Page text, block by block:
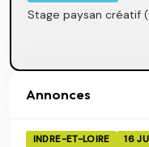
Stage paysan créatif
Annonces
INDRE-ET-LOIRE 16